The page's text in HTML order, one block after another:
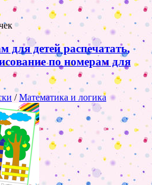
для детей распечатать,
по номерам для
/Математика и логика